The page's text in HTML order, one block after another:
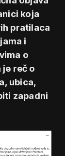
koja
pratilaca
i
o
reč o
ubica,
zapadni